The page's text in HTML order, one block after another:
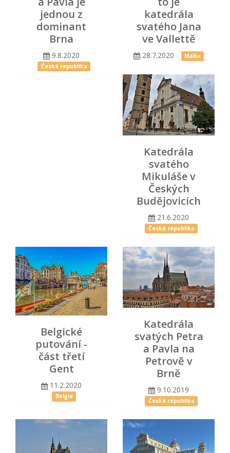
jednou z
dominant
Brna
9.8.2020
Česká republika
katedrála
svatého Jana
ve Vallettě
28.7.2020 Malta
Katedrála
svatého
Mikuláše v
Českých
Budějovicích
21.6.2020
Česká republika
Belgické
putování -
část třetí
Gent
11.2.2020
Belgie
Katedrála
svatých Petra
a Pavla na
Petrově v
Brně
9.10.2019
Česká republika